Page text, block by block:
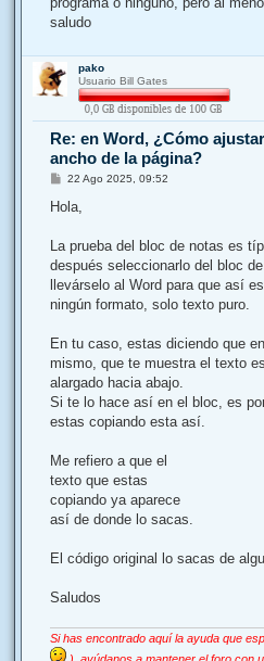
saludo
pako
Usuario Bill Gates
Re: en Word, ¿Cómo
ancho de la página?
M
n
j
22 Ago 2025, 09:52
Hola,
La prueba del bloc de notas es
después seleccionarlo del bloc
llevárselo al Word para que así
ningún formato, solo texto puro.
En tu caso, estas diciendo que
mismo, que te muestra el texto
alargado hacia abajo.
Si te lo hace así en el bloc, es
estas copiando esta así.
Me refiero a que el
texto que estas
copiando ya aparece
así de donde lo sacas.
El código original lo sacas de
Saludos
Si has encontrado aquí la ayuda que